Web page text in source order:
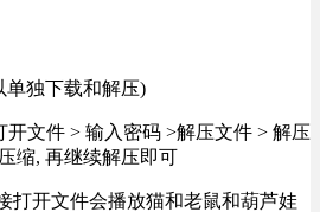
单独下载和解压)
文件 > 输入密码 >解压文件 > 解压
缩, 再继续解压即可
打开文件会播放猫和老鼠和葫芦娃